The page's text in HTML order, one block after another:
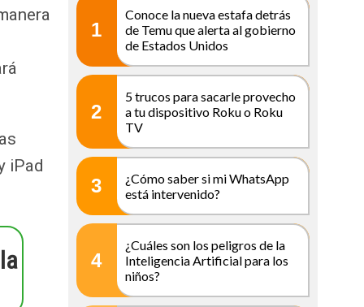
iPad
1
Conoce la nueva estafa detrás
de Temu que alerta al gobierno
de Estados Unidos
2
5 trucos para sacarle provecho
a tu dispositivo Roku o Roku
TV
3
¿Cómo saber si mi WhatsApp
está intervenido?
4
¿Cuáles son los peligros de la
Inteligencia Artificial para los
niños?